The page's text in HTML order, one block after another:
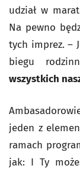
udział w
Na pewno
tych imprez. –
biegu
wszystkich
jeden z
ramach
jak: I Ty